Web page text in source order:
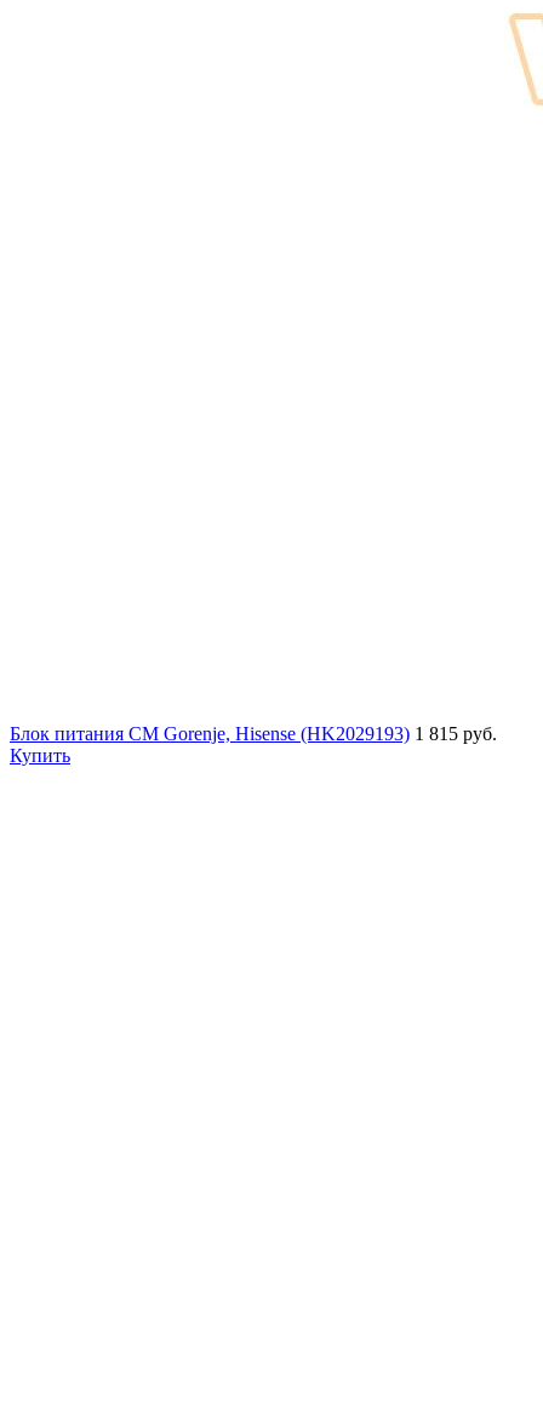
Блок питания СМ Gorenje, Hisense (HK2029193) 1 815 руб.
Купить